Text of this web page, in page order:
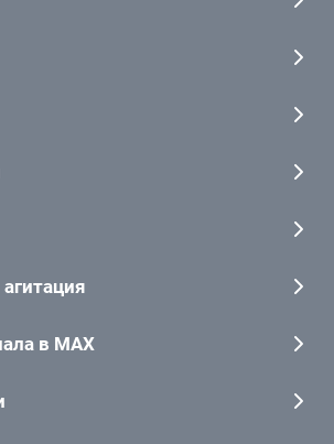
в MAX